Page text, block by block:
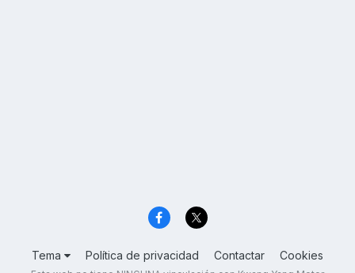
Tema Política de privacidad Contactar Cookies